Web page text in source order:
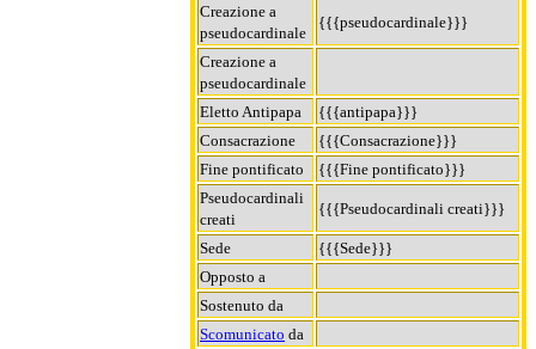
Creazione a
pseudocardinale
{{{pseudocardinale}}}
Creazione a
pseudocardinale
Eletto Antipapa
{{{antipapa}}}
Consacrazione
{{{Consacrazione}}}
Fine pontificato
{{{Fine pontificato}}}
Pseudocardinali
creati
{{{Pseudocardinali creati}}}
Sede
{{{Sede}}}
Opposto a
Sostenuto da
Scomunicato da